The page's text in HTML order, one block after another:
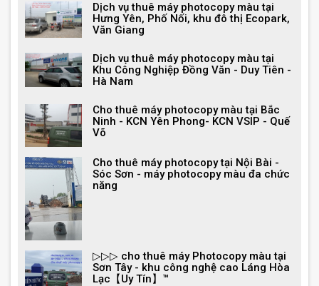
Dịch vụ thuê máy photocopy màu tại
Hưng Yên, Phố Nối, khu đô thị Ecopark,
Văn Giang
Dịch vụ thuê máy photocopy màu tại
Khu Công Nghiệp Đồng Văn - Duy Tiên -
Hà Nam
Cho thuê máy photocopy màu tại Bắc
Ninh - KCN Yên Phong- KCN VSIP - Quế
Võ
Cho thuê máy photocopy tại Nội Bài -
Sóc Sơn - máy photocopy màu đa chức
năng
▷▷▷ cho thuê máy Photocopy màu tại
Sơn Tây - khu công nghệ cao Láng Hòa
Lạc【Uy Tín】™